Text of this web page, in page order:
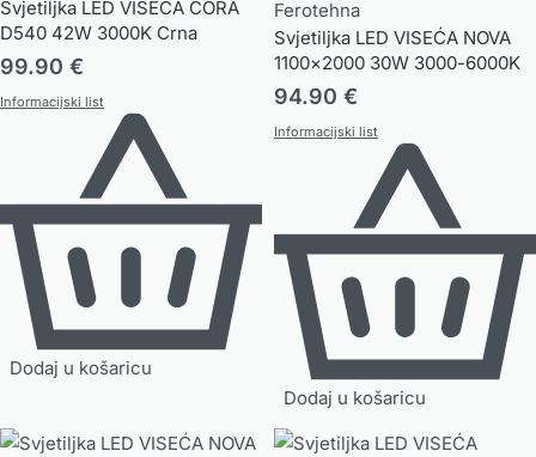
Svjetiljka LED VISEĆA CORA
D540 42W 3000K Crna
99.90 €
Informacijski list
Dodaj u košaricu
Ferotehna
Svjetiljka LED VISEĆA NOVA
1100×2000 30W 3000-6000K
Crna
94.90 €
Informacijski list
Dodaj u košaricu